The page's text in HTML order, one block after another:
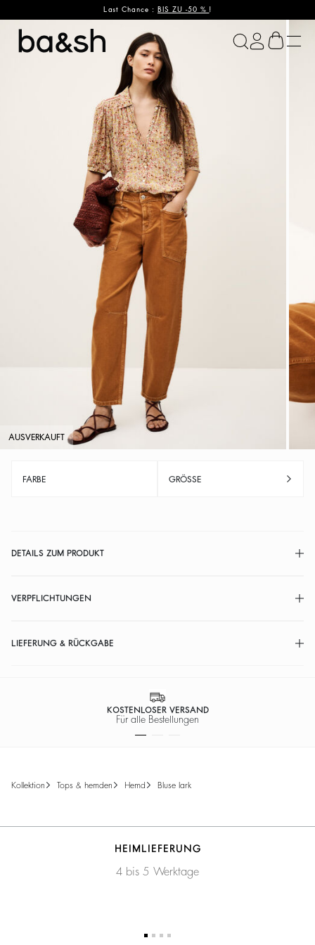
Last Chance : BIS ZU -50 % !
ba&sh
AUSVERKAUFT
FARBE GRÖSSE
DETAILS ZUM PRODUKT
VERPFLICHTUNGEN
LIEFERUNG & RÜCKGABE
KOSTENLOSER VERSAND
Für alle Bestellungen
kollektion tops & hemden hemd bluse lark
HEIMLIEFERUNG
4 bis 5 Werktage